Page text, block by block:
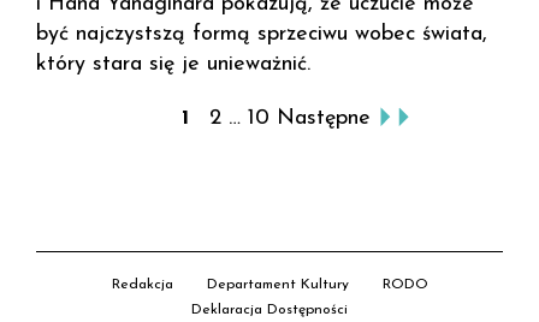
i Hana Yanagihara pokazują, że uczucie może
być najczystszą formą sprzeciwu wobec świata,
który stara się je unieważnić.
c
1 2 … 10 Następne
Redakcja Departament Kultury
RODO
Deklaracja Dostępności